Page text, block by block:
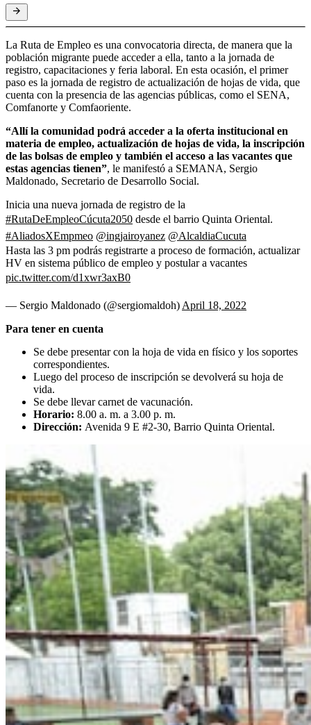
La Ruta de Empleo es una convocatoria directa, de manera que la
población migrante puede acceder a ella, tanto a la jornada de
registro, capacitaciones y feria laboral. En esta ocasión, el primer
paso es la jornada de registro de actualización de hojas de vida, que
cuenta con la presencia de las agencias públicas, como el SENA,
Comfanorte y Comfaoriente.
“Allí la comunidad podrá acceder a la oferta institucional en
materia de empleo, actualización de hojas de vida, la inscripción
de las bolsas de empleo y también el acceso a las vacantes que
estas agencias tienen”, le manifestó a SEMANA, Sergio
Maldonado, Secretario de Desarrollo Social.
Inicia una nueva jornada de registro de la
#RutaDeEmpleoCúcuta2050 desde el barrio Quinta Oriental.
#AliadosXEmpmeo @ingjairoyanez @AlcaldiaCucuta
Hasta las 3 pm podrás registrarte a proceso de formación, actualizar
HV en sistema público de empleo y postular a vacantes
pic.twitter.com/d1xwr3axB0
— Sergio Maldonado (@sergiomaldoh) April 18, 2022
Para tener en cuenta
Se debe presentar con la hoja de vida en físico y los soportes
correspondientes.
Luego del proceso de inscripción se devolverá su hoja de
vida.
Se debe llevar carnet de vacunación.
Horario: 8.00 a. m. a 3.00 p. m.
Dirección: Avenida 9 E #2-30, Barrio Quinta Oriental.